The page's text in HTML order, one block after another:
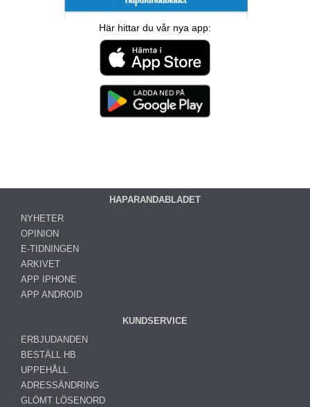
Här hittar du vår nya app:
HAPARANDABLADET
NYHETER
OPINION
E-TIDNINGEN
ARKIVET
APP IPHONE
APP ANDROID
KUNDSERVICE
ERBJUDANDEN
BESTÄLL HB
UPPEHÅLL
ADRESSÄNDRING
GLÖMT LÖSENORD